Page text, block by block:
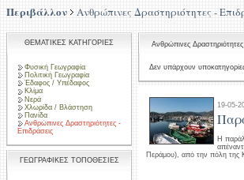
Περιβάλλον Ανθρώπινες Δραστηριότητες -
ΘΕΜΑΤΙΚΕΣ ΚΑΤΗΓΟΡΙΕΣ
Φυσική Γεωγραφία
Πολιτική Γεωγραφία
Έδαφος / Υπέδαφος
Κλίμα
Νερά
Χλωρίδα / Βλάστηση
Πανίδα
Ανθρώπινες Δραστηριότητες -
Επιδράσεις
ΓΕΩΓΡΑΦΙΚΕΣ ΤΟΠΟΘΕΣΙΕΣ
Ανθρώπινες
Δεν υπάρχουν
19-05-
Η
Περάμου), από την πόλη της